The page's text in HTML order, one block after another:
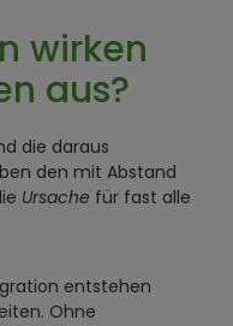
wirken
aus?
die daraus
den mit Abstand
Ursache für fast alle
entstehen
Ohne